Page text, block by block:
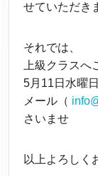
せていただき
それでは、
上級クラスへ
5月11日水曜
メール（
さいませ
以上よろしく